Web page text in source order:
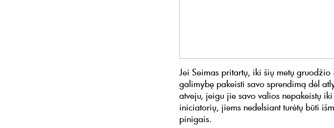
Jei Seimas pritartų, iki šių metų
galimybę pakeisti savo sprendimą dėl
atveju, jeigu jie savo valios nepakeistų
iniciatorių, jiems nedelsiant turėtų būti
pinigais.